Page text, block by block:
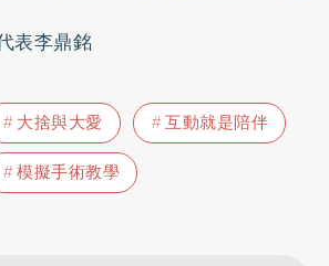
表李鼎銘
大捨與大愛
互動就是陪伴
模擬手術教學